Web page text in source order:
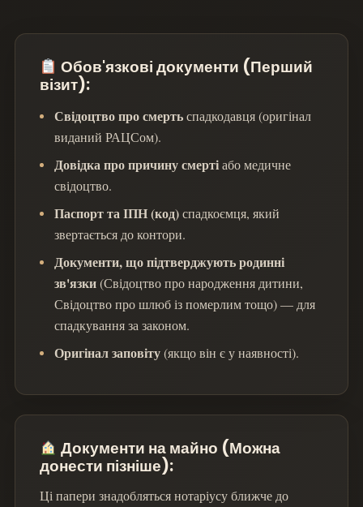
Обов'язкові документи (Перший
візит):
Свідоцтво про смертьспадкодавця (оригінал
виданий РАЦСом).
Довідка про причину смертіабо медичне
свідоцтво.
Паспорт та ІПН (код)спадкоємця, який
звертається до контори.
Документи, що підтверджують родинні
зв'язки(Свідоцтво про народження дитини,
Свідоцтво про шлюб із померлим тощо) — для
спадкування за законом.
Оригінал заповіту(якщо він є у наявності).
Документи на майно (Можна
донести пізніше):
Ці папери знадобляться нотаріусу ближче до